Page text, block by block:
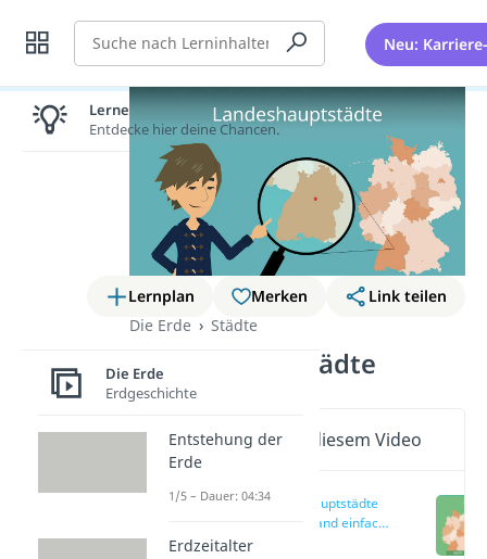
Suche Neu:
Lernplan Merken
Link teilen
Die Erde
Städte
Landeshauptstädte
Wichtige Inhalte in diesem Video
Landeshauptstädte
Deutschland einfach
Lernen lohnt sich!
Entdecke hier deine Chancen.
Die Erde
Erdgeschichte
Entstehung der
Erde
1/5 – Dauer: 04:34
Erdzeitalter